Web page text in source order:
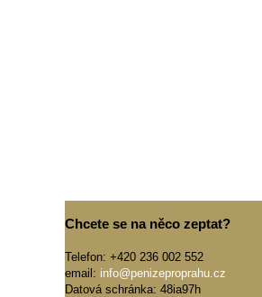
Chcete se na něco zeptat?
Telefon: +420 236 002 552
email: info@penizeproprahu.cz
Datová schránka: 48ia97h